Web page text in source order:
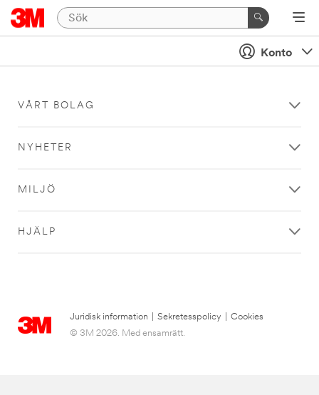
Konto
VÅRT BOLAG
NYHETER
MILJÖ
HJÄLP
Juridisk information Sekretesspolicy
Cookies
© 3M 2026. Med ensamrätt.